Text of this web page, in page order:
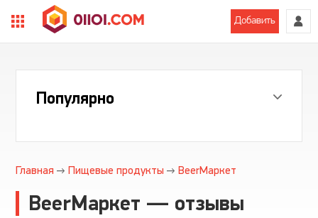
Добавить
Популярно
Главная Пищевые продукты BeerМаркет
BeerМаркет — отзывы